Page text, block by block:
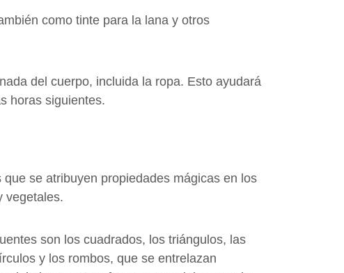
como tinte para la lana y otros
del cuerpo, incluida la ropa. Esto ayudará
horas siguientes.
se atribuyen propiedades mágicas en los
vegetales.
son los cuadrados, los triángulos, las
y los rombos, que se entrelazan